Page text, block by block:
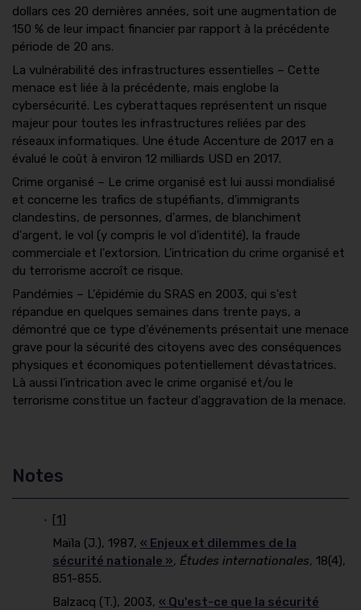
dollars ces 20 dernières années, soit une augmentation de
150 % de leur impact financier par rapport à la précédente
période de 20 ans.
La vulnérabilité des infrastructures essentielles – Cette
menace est liée à la précédente, mais englobe la
cybersécurité. Les cyberattaques représentent un risque
majeur pour toutes les infrastructures reliées par des
réseaux informatiques. Une étude Accenture de 2017 en a
évalué le coût à environ 12 milliards USD en 2017.
Crime organisé – Le crime organisé est lui aussi mondialisé
et concerne les trafics de stupéfiants, d'immigrants
clandestins, de personnes, d'armes, de blanchiment
d'argent, le vol (y compris le vol d'identité), la fraude
commerciale et l'extorsion. L'intrication du crime organisé et
du terrorisme accroît ce risque.
Pandémies – L'épidémie du SRAS en 2003, qui s'est
répandue en quelques semaines dans trente pays, a
démontré que ce type d'événements présentait une menace
grave pour la sécurité des citoyens avec des conséquences
physiques et économiques potentiellement dévastatrices.
Là aussi l'intrication avec le crime organisé et/ou le
terrorisme constitue un facteur d'aggravation de la menace.
Notes
[1]
Maïla (J.), 1987, « Enjeux et dilemmes de la
sécurité nationale », Études internationales, 18(4),
851-855.
Balzacq (T.), 2003, « Qu'est-ce que la sécurité